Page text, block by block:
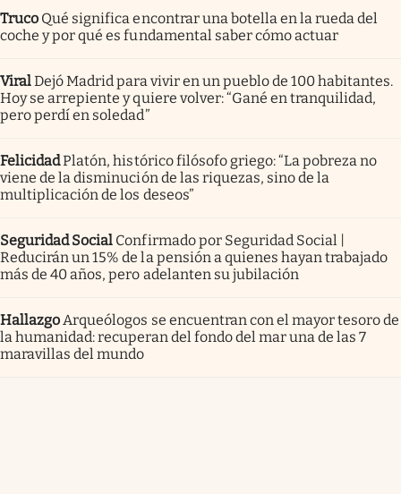
Truco Qué significa encontrar una botella en la rueda del
coche y por qué es fundamental saber cómo actuar
ViralDejó Madrid para vivir en un pueblo de 100 habitantes.
Hoy se arrepiente y quiere volver: “Gané en tranquilidad,
pero perdí en soledad”
FelicidadPlatón, histórico filósofo griego: “La pobreza no
viene de la disminución de las riquezas, sino de la
multiplicación de los deseos”
Seguridad Social Confirmado por Seguridad Social |
Reducirán un 15% de la pensión a quienes hayan trabajado
más de 40 años, pero adelanten su jubilación
Hallazgo Arqueólogos se encuentran con el mayor tesoro de
la humanidad: recuperan del fondo del mar una de las 7
maravillas del mundo